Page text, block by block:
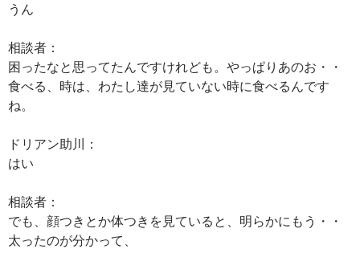
うん
相談者：
困ったなと思ってたんですけれども。やっぱりあのお・・
食べる、時は、わたし達が見ていない時に食べるんです
ね。
ドリアン助川：
はい
相談者：
でも、顔つきとか体つきを見ていると、明らかにもう・・
太ったのが分かって、